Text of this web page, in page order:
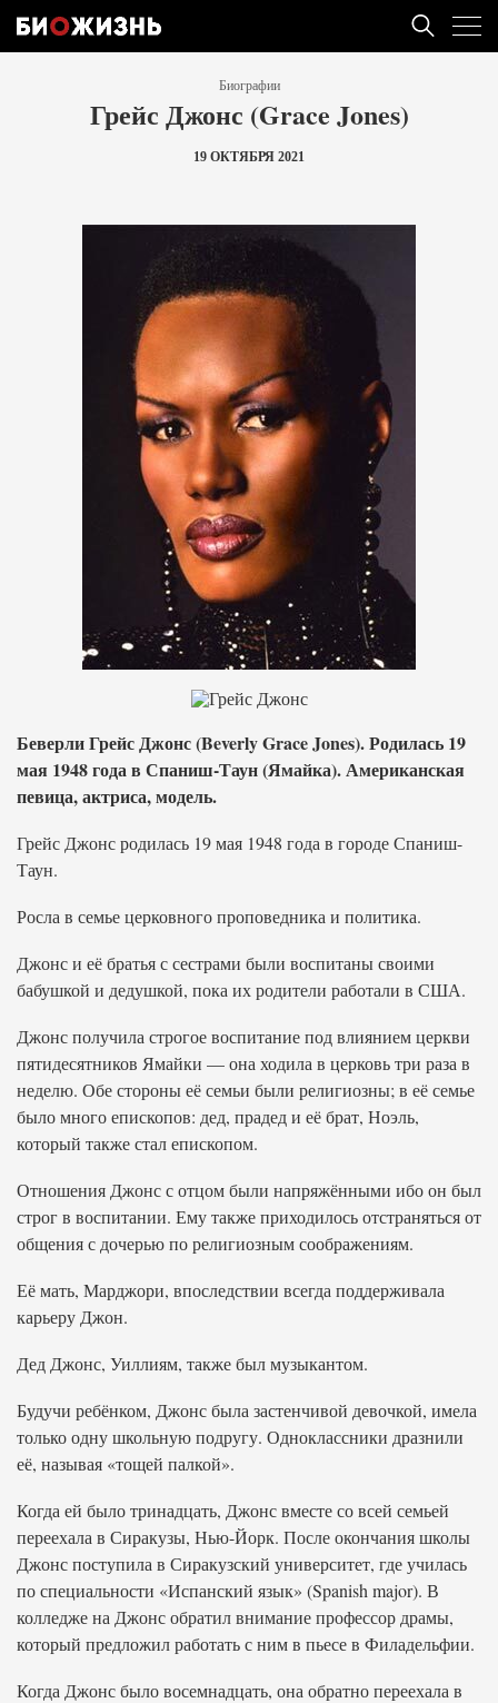
Биографии
Грейс Джонс (Grace Jones)
19 ОКТЯБРЯ 2021
Беверли Грейс Джонс (Beverly Grace Jones). Родилась 19
мая 1948 года в Спаниш-Таун (Ямайка). Американская
певица, актриса, модель.
Грейс Джонс родилась 19 мая 1948 года в городе Спаниш-
Таун.
Росла в семье церковного проповедника и политика.
Джонс и её братья с сестрами были воспитаны своими
бабушкой и дедушкой, пока их родители работали в США.
Джонс получила строгое воспитание под влиянием церкви
пятидесятников Ямайки — она ходила в церковь три раза в
неделю. Обе стороны её семьи были религиозны; в её семье
было много епископов: дед, прадед и её брат, Ноэль,
который также стал епископом.
Отношения Джонс с отцом были напряжёнными ибо он был
строг в воспитании. Ему также приходилось отстраняться от
общения с дочерью по религиозным соображениям.
Её мать, Марджори, впоследствии всегда поддерживала
карьеру Джон.
Дед Джонс, Уиллиям, также был музыкантом.
Будучи ребёнком, Джонс была застенчивой девочкой, имела
только одну школьную подругу. Одноклассники дразнили
её, называя «тощей палкой».
Когда ей было тринадцать, Джонс вместе со всей семьей
переехала в Сиракузы, Нью-Йорк. После окончания школы
Джонс поступила в Сиракузский университет, где училась
по специальности «Испанский язык» (Spanish major). В
колледже на Джонс обратил внимание профессор драмы,
который предложил работать с ним в пьесе в Филадельфии.
Когда Джонс было восемнадцать, она обратно переехала в